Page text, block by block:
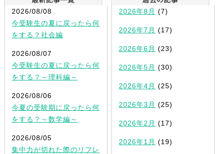
2026/08/08
今受験生の夏に戻ったら何
をする？社会編
2026/08/07
今受験生の夏に戻ったら何
をする？～理科編～
2026/08/06
今夏の受験期に戻ったら何
をする？～数学編～
2026/08/05
集中力が切れた際のリフレ
2026年8月 (7)
2026年7月 (17)
2026年6月 (23)
2026年5月 (30)
2026年4月 (25)
2026年3月 (25)
2026年2月 (17)
2026年1月 (19)